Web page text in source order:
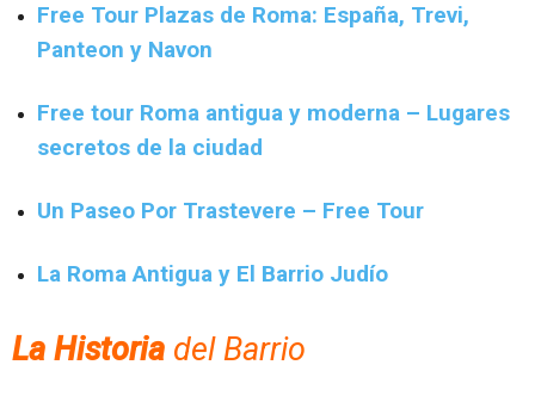
Free Tour Plazas de Roma: España, Trevi,
Panteon y Navon
Free tour Roma antigua y moderna – Lugares
secretos de la ciudad
Un Paseo Por Trastevere – Free Tour
La Roma Antigua y El Barrio Judío
La Historia del Barrio